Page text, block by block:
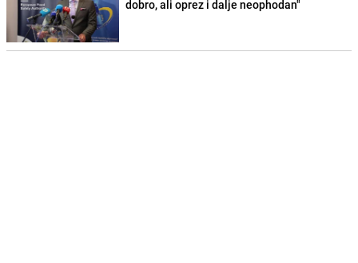
dobro, ali oprez i dalje neophodan"